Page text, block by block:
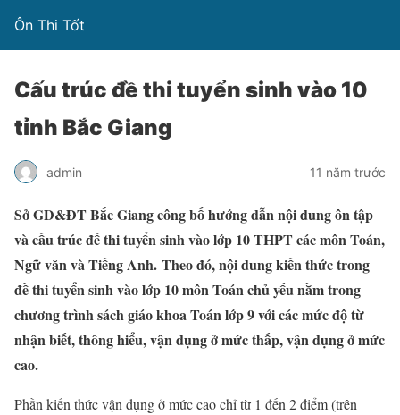
Ôn Thi Tốt
Cấu trúc đề thi tuyển sinh vào 10
tỉnh Bắc Giang
admin 11 năm trước
Sở GD&ĐT Bắc Giang công bố hướng dẫn nội dung ôn tập
và cấu trúc đề thi tuyển sinh vào lớp 10 THPT các môn Toán,
Ngữ văn và Tiếng Anh. Theo đó, nội dung kiến thức trong
đề thi tuyển sinh vào lớp 10 môn Toán chủ yếu nằm trong
chương trình sách giáo khoa Toán lớp 9 với các mức độ từ
nhận biết, thông hiểu, vận dụng ở mức thấp, vận dụng ở mức
cao.
Phần kiến thức vận dụng ở mức cao chỉ từ 1 đến 2 điểm (trên